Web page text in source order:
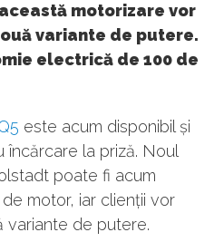
motorizare vor
variante de putere.
electrică de 100 de
este acum disponibil și
încărcare la priză. Noul
poate fi acum
motor, iar clienții vor
variante de putere.